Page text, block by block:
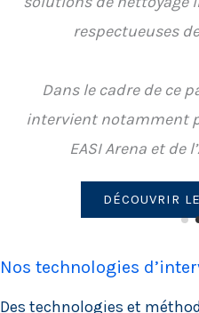
Grâce à la
peut être réalisé plus
nuisances pour les
DÉCOUVRIR
Nos technologies
Des technologies et